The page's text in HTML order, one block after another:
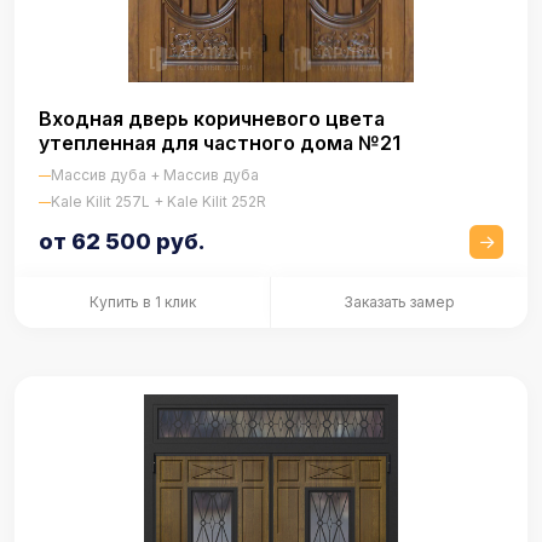
Входная дверь коричневого цвета
утепленная для частного дома №21
Массив дуба + Массив дуба
Kale Kilit 257L + Kale Kilit 252R
от 62 500 руб.
Купить в 1 клик Заказать замер